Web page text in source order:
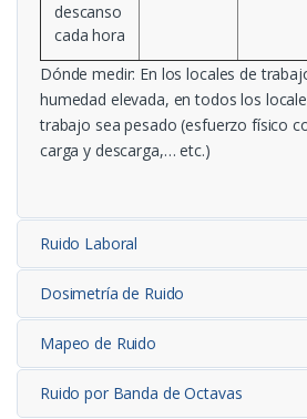
descanso
cada hora
Dónde medir: En los locales de
humedad elevada, en todos los
trabajo sea pesado (esfuerzo físico
carga y descarga,… etc.)
Ruido Laboral
Dosimetría de Ruido
Mapeo de Ruido
Ruido por Banda de Octavas